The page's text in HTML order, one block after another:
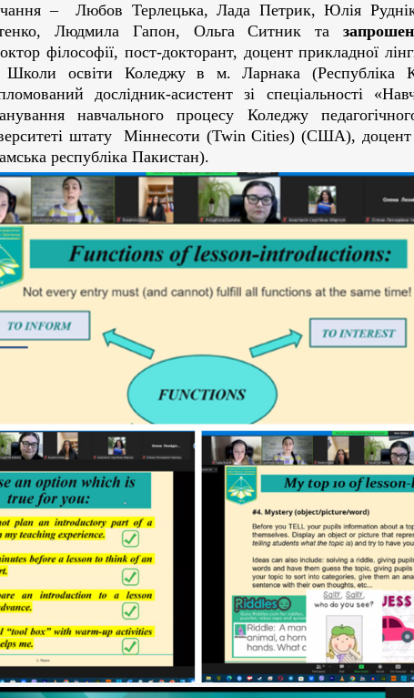
– Любов Терлецька, Лада Петрик, Юлія
Людмила Гапон, Ольга Ситник та
філософії, пост-докторант, доцент прикладної
Школи освіти Коледжу в м. Ларнака (Республіка
дослідник-асистент зі спеціальності
навчального процесу Коледжу
штату Міннесоти (Twin Cities) (США), доцент
республіка Пакистан).